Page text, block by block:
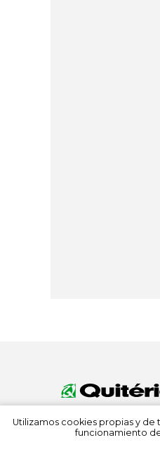
Utilizamos cookies propias y
funcionamiento